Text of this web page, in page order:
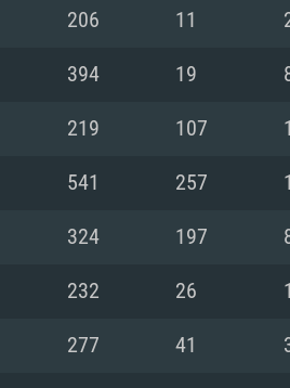
Linux
10/11 (64 bit)
i5 또는 Ryzen 5 3600
11 이상을 지원하는
Sur 11.0
Xeon 은 지원하지
64bit
i7
을 지원하고, 최신 그
206 11
394 19
219 107
541 257
324 197
232 26
277 41